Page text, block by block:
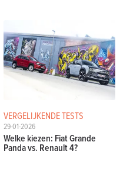
VERGELIJKENDE TESTS
29-01-2026
Welke kiezen: Fiat Grande
Panda vs. Renault 4?